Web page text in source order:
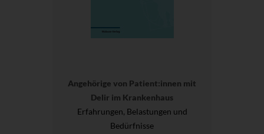
Angehörige von Patient:innen mit
Delir im Krankenhaus
Erfahrungen, Belastungen und
Bedürfnisse